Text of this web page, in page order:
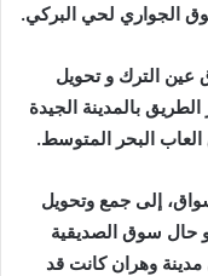
الجواري لحي البركي.
عين الترك و تحويل
بالمدينة الجيدة
البحر المتوسط.
إلى جمع وتحويل
حال سوق الصديقية
وهران كانت قد